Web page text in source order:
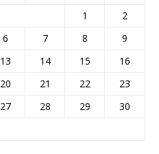
1
2
6 7 8
9
13 14 15
16
20 21 22
23
27 28 29
30